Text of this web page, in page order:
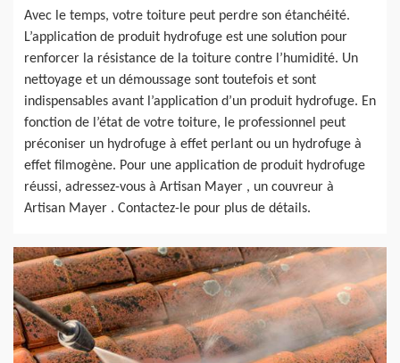
Avec le temps, votre toiture peut perdre son étanchéité.
L’application de produit hydrofuge est une solution pour
renforcer la résistance de la toiture contre l’humidité. Un
nettoyage et un démoussage sont toutefois et sont
indispensables avant l’application d’un produit hydrofuge. En
fonction de l’état de votre toiture, le professionnel peut
préconiser un hydrofuge à effet perlant ou un hydrofuge à
effet filmogène. Pour une application de produit hydrofuge
réussi, adressez-vous à Artisan Mayer , un couvreur à
Artisan Mayer . Contactez-le pour plus de détails.